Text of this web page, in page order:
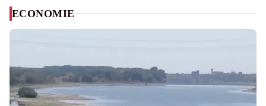
ECONOMIE